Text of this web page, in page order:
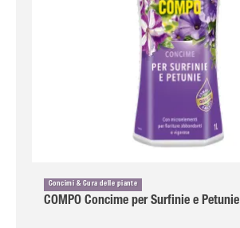
Concimi & Cura delle piante
COMPO Concime per Surfinie e Petunie